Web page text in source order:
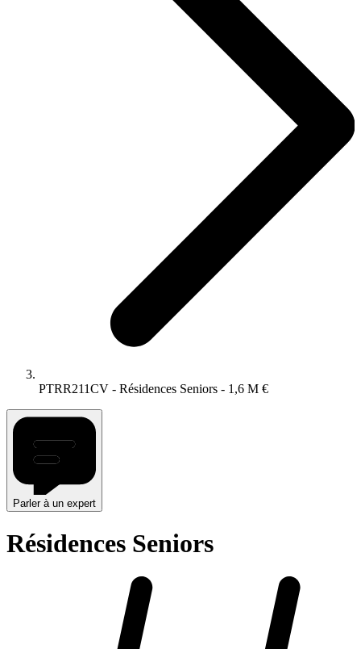
PTRR211CV - Résidences Seniors - 1,6 M €
Parler à un expert
Résidences Seniors